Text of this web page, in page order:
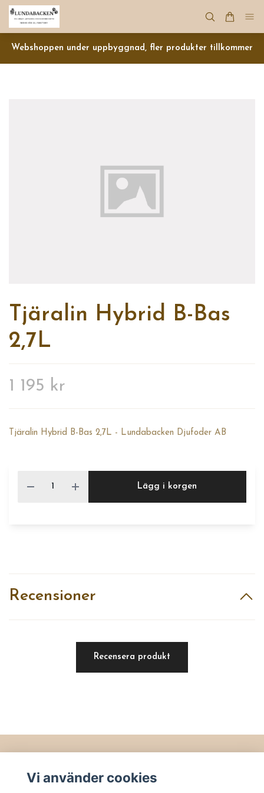
Webshoppen under uppbyggnad, fler produkter tillkommer
Tjäralin Hybrid B-Bas
2,7L
1 195 kr
Tjäralin Hybrid B-Bas 2,7L - Lundabacken Djufoder AB
Lägg i korgen
Recensioner
Recensera produkt
Köpvillkor
Vi använder cookies